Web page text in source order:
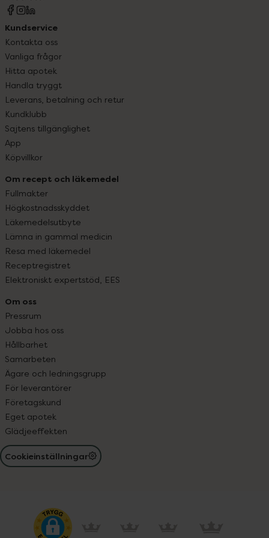
Kundservice
Kontakta oss
Vanliga frågor
Hitta apotek
Handla tryggt
Leverans, betalning och retur
Kundklubb
Sajtens tillgänglighet
App
Köpvillkor
Om recept och läkemedel
Fullmakter
Högkostnadsskyddet
Läkemedelsutbyte
Lämna in gammal medicin
Resa med läkemedel
Receptregistret
Elektroniskt expertstöd, EES
Om oss
Pressrum
Jobba hos oss
Hållbarhet
Samarbeten
Ägare och ledningsgrupp
För leverantörer
Företagskund
Eget apotek
Glädjeeffekten
Cookieinställningar